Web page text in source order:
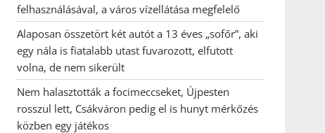
felhasználásával, a város vízellátása megfelelő
Alaposan összetört két autót a 13 éves „sofőr”, aki
egy nála is fiatalabb utast fuvarozott, elfutott
volna, de nem sikerült
Nem halasztották a focimeccseket, Újpesten
rosszul lett, Csákváron pedig el is hunyt mérkőzés
közben egy játékos